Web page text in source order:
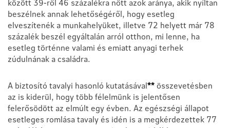
között 39-ről 46 százalékra nőtt azok aránya, akik nyíltan
beszélnek annak lehetőségéről, hogy esetleg
elveszítenék a munkahelyüket, illetve 72 helyett már 78
százalék beszél egyáltalán arról otthon, mi lenne, ha
esetleg történne valami és emiatt anyagi terhek
zúdulnának a családra.
A biztosító tavalyi hasonló kutatásával** összevetésben
az is kiderül, hogy több félelmünk is jelentősen
felerősödött az elmúlt egy évben. Az egészségi állapot
esetleges romlása tavaly és idén is a megkérdezettek 77